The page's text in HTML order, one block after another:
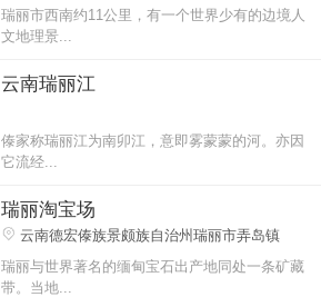
瑞丽市西南约11公里，有一个世界少有的边境人
文地理景...
云南瑞丽江
傣家称瑞丽江为南卯江，意即雾蒙蒙的河。亦因
它流经...
瑞丽淘宝场
云南德宏傣族景颇族自治州瑞丽市弄岛镇
瑞丽与世界著名的缅甸宝石出产地同处一条矿藏
带。当地...